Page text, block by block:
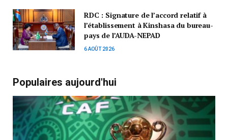
RDC : Signature de l’accord relatif à
l’établissement à Kinshasa du bureau-
pays de l’AUDA-NEPAD
6 AOÛT 2026
Populaires aujourd'hui